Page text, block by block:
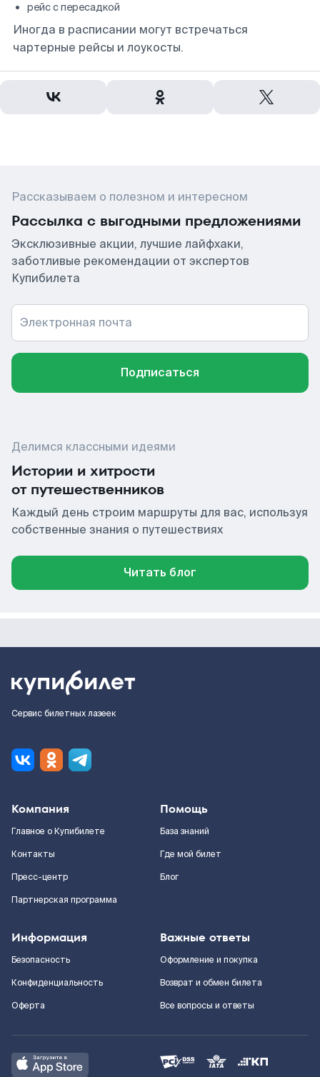
рейс с пересадкой
Иногда в расписании могут встречаться
чартерные рейсы и лоукосты.
Рассказываем о полезном и интересном
Рассылка с выгодными предложениями
Эксклюзивные акции, лучшие лайфхаки,
заботливые рекомендации от экспертов
Купибилета
Электронная почта
Подписаться
Делимся классными идеями
Истории и хитрости
от путешественников
Каждый день строим маршруты для вас, используя
собственные знания о путешествиях
Читать блог
Сервис билетных лазеек
Компания
Главное о Купибилете
Контакты
Пресс-центр
Партнерская программа
Помощь
База знаний
Где мой билет
Блог
Информация
Безопасность
Конфиденциальность
Оферта
Важные ответы
Оформление и покупка
Возврат и обмен билета
Все вопросы и ответы